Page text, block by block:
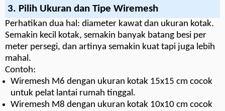
3. Pilih Ukuran dan Tipe Wiremesh
Perhatikan dua hal: diameter kawat dan ukuran kotak.
Semakin kecil kotak, semakin banyak batang besi per
meter persegi, dan artinya semakin kuat tapi juga lebih
mahal.
Contoh:
Wiremesh M6 dengan ukuran kotak 15x15 cm cocok
untuk pelat lantai rumah tinggal.
Wiremesh M8 dengan ukuran kotak 10x10 cm cocok